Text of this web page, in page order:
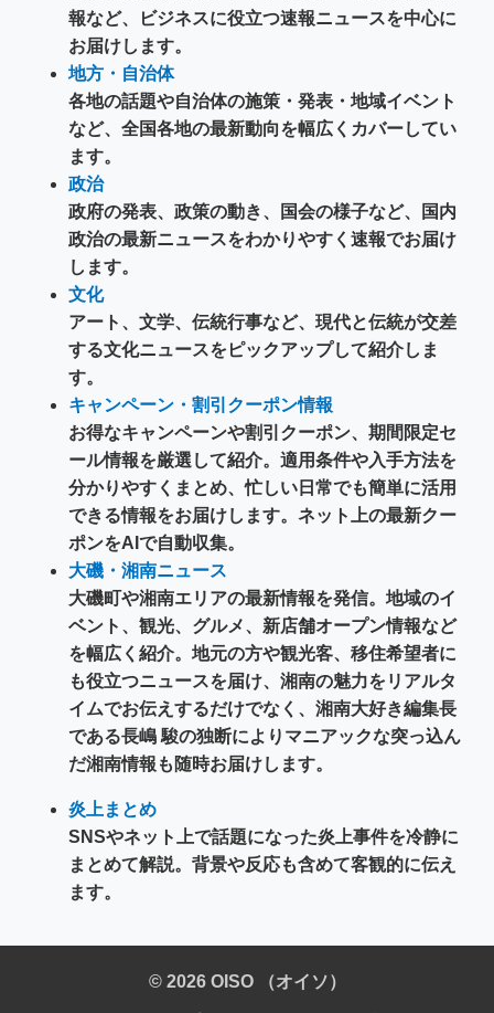
報など、ビジネスに役立つ速報ニュースを中心に
お届けします。
地方・自治体
各地の話題や自治体の施策・発表・地域イベント
など、全国各地の最新動向を幅広くカバーしてい
ます。
政治
政府の発表、政策の動き、国会の様子など、国内
政治の最新ニュースをわかりやすく速報でお届け
します。
文化
アート、文学、伝統行事など、現代と伝統が交差
する文化ニュースをピックアップして紹介しま
す。
キャンペーン・割引クーポン情報
お得なキャンペーンや割引クーポン、期間限定セ
ール情報を厳選して紹介。適用条件や入手方法を
分かりやすくまとめ、忙しい日常でも簡単に活用
できる情報をお届けします。ネット上の最新クー
ポンをAIで自動収集。
大磯・湘南ニュース
大磯町や湘南エリアの最新情報を発信。地域のイ
ベント、観光、グルメ、新店舗オープン情報など
を幅広く紹介。地元の方や観光客、移住希望者に
も役立つニュースを届け、湘南の魅力をリアルタ
イムでお伝えするだけでなく、湘南大好き編集長
である長嶋 駿の独断によりマニアックな突っ込ん
だ湘南情報も随時お届けします。
炎上まとめ
SNSやネット上で話題になった炎上事件を冷静に
まとめて解説。背景や反応も含めて客観的に伝え
ます。
© 2026 OISO （オイソ）